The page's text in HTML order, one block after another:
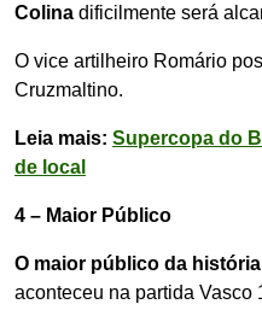
Colina dificilmente será
O vice artilheiro Romário
Cruzmaltino.
Leia mais: Supercopa do
de local
4 – Maior Público
O maior público da
aconteceu na partida Vasco